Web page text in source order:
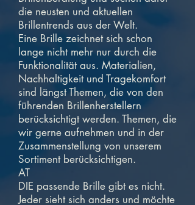
die neusten und aktuellen
Brillentrends aus der Welt.
Eine Brille zeichnet sich schon
lange nicht mehr nur durch die
Funktionalität aus. Materialien,
Nachhaltigkeit und Tragekomfort
sind längst Themen, die von den
führenden Brillenherstellern
berücksichtigt werden. Themen, die
wir gerne aufnehmen und in der
Zusammenstellung von unserem
Sortiment berücksichtigen.
AT
DIE passende Brille gibt es nicht.
Jeder sieht sich anders und möchte